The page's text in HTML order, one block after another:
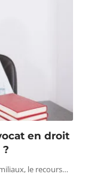
en droit
le recours…